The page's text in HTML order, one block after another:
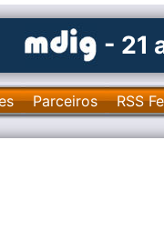
- 21
Parceiros RSS